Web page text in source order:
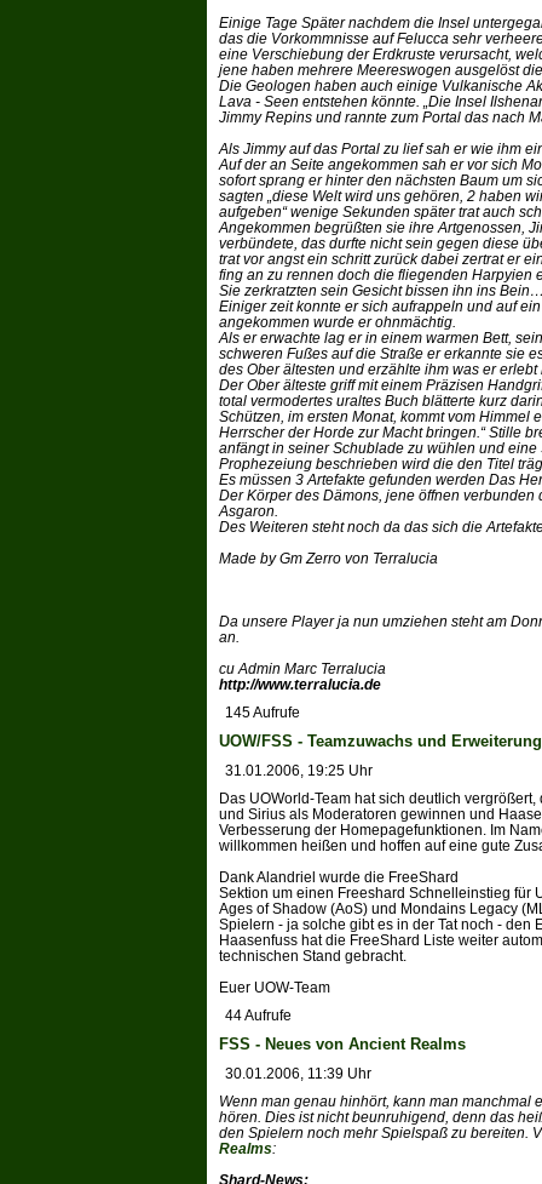
Einige Tage Später nachdem die Insel
das die Vorkommnisse auf Felucca sehr
eine Verschiebung der Erdkruste verursacht,
jene haben mehrere Meereswogen ausgelöst
Die Geologen haben auch einige Vulkanische
Lava - Seen entstehen könnte. „Die Insel
Jimmy Repins und rannte zum Portal das nach
Als Jimmy auf das Portal zu lief sah er wie ihm
Auf der an Seite angekommen sah er vor sich
sofort sprang er hinter den nächsten Baum um
sagten „diese Welt wird uns gehören, 2 haben
aufgeben“ wenige Sekunden später trat auch
Angekommen begrüßten sie ihre Artgenossen,
verbündete, das durfte nicht sein gegen diese
trat vor angst ein schritt zurück dabei zertrat er
fing an zu rennen doch die fliegenden Harpyien
Sie zerkratzten sein Gesicht bissen ihn ins
Einiger zeit konnte er sich aufrappeln und auf
angekommen wurde er ohnmächtig.
Als er erwachte lag er in einem warmen Bett,
schweren Fußes auf die Straße er erkannte sie
des Ober ältesten und erzählte ihm was er
Der Ober älteste griff mit einem Präzisen
total vermodertes uraltes Buch blätterte kurz
Schützen, im ersten Monat, kommt vom Himmel
Herrscher der Horde zur Macht bringen.“ Stille
anfängt in seiner Schublade zu wühlen und
Prophezeiung beschrieben wird die den Titel
Es müssen 3 Artefakte gefunden werden Das
Der Körper des Dämons, jene öffnen
Asgaron.
Des Weiteren steht noch da das sich die
Made by Gm Zerro von Terralucia
Da unsere Player ja nun umziehen steht am
an.
cu Admin Marc Terralucia
http://www.terralucia.de
145 Aufrufe
UOW/FSS - Teamzuwachs und
31.01.2006, 19:25 Uhr
Das UOWorld-Team hat sich deutlich
und Sirius als Moderatoren gewinnen und
Verbesserung der Homepagefunktionen. Im
willkommen heißen und hoffen auf eine gute
Dank Alandriel wurde die FreeShard
Sektion um einen Freeshard Schnelleinstieg für
Ages of Shadow (AoS) und Mondains Legacy
Spielern - ja solche gibt es in der Tat noch - den
Haasenfuss hat die FreeShard Liste weiter
technischen Stand gebracht.
Euer UOW-Team
44 Aufrufe
FSS - Neues von Ancient Realms
30.01.2006, 11:39 Uhr
Wenn man genau hinhört, kann man manchmal
hören. Dies ist nicht beunruhigend, denn das
den Spielern noch mehr Spielspaß zu bereiten.
Realms:
Shard-News: